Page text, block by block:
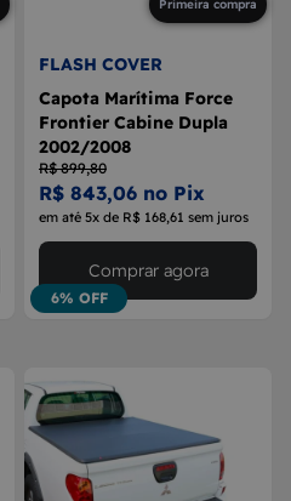
Primeira compra
FLASH COVER
Capota Marítima Force
Frontier Cabine Dupla
2002/2008
R$ 899,80
R$ 843,06 no Pix
em até 5x de R$ 168,61 sem juros
6% OFF
Comprar agora